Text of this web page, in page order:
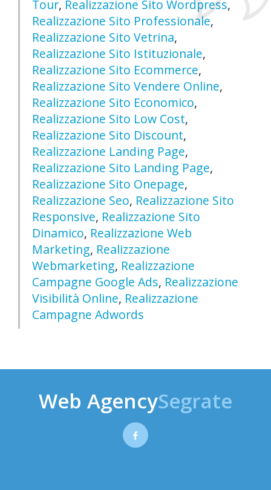
Tour, Realizzazione Sito Wordpress,
Realizzazione Sito Professionale,
Realizzazione Sito Vetrina,
Realizzazione Sito Istituzionale,
Realizzazione Sito Ecommerce,
Realizzazione Sito Vendere Online,
Realizzazione Sito Economico,
Realizzazione Sito Low Cost,
Realizzazione Sito Discount,
Realizzazione Landing Page,
Realizzazione Sito Landing Page,
Realizzazione Sito Onepage,
Realizzazione Seo, Realizzazione Sito
Responsive, Realizzazione Sito
Dinamico, Realizzazione Web
Marketing, Realizzazione
Webmarketing, Realizzazione
Campagne Google Ads, Realizzazione
Visibilità Online, Realizzazione
Campagne Adwords
Web AgencySegrate